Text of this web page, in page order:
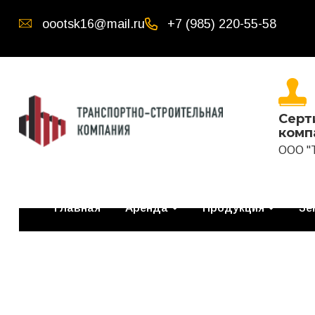
oootsk16@mail.ru +7 (985) 220-55-58
ООО
Главная Аренда Продукция